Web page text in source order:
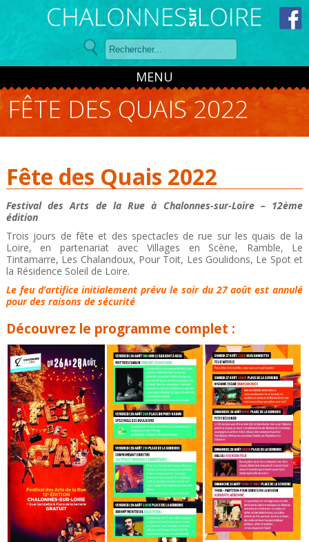
Panneau de gestion des cookies
MENU
FÊTE DES QUAIS 2022
Fête des Quais 2022
Festival des Arts de la Rue à Chalonnes-sur-Loire – 12ème
édition
Trois jours de fête et des spectacles de rue sur les quais de la
Loire, en partenariat avec Villages en Scène, Ramble, Le
Tintamarre, Les Chalandoux, Pour Toit, Les Goulidons, Le Spot et
la Résidence Soleil de Loire.
Le feu d’artifice initialement prévu le soir du 27 août est annulé
pour des raisons de sécurité
Découvrez le programme complet :